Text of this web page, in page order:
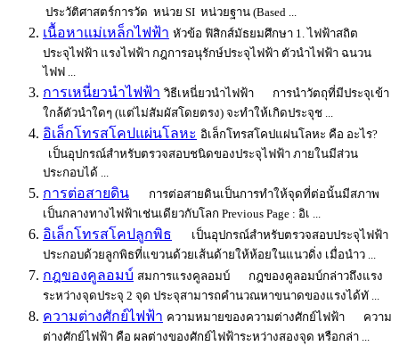
ประวัติศาสตร์การวัด หน่วย SI หน่วยฐาน (Based ...
เนื้อหาแม่เหล็กไฟฟ้า หัวข้อ ฟิสิกส์มัธยมศึกษา 1. ไฟฟ้าสถิต
ประจุไฟฟ้า แรงไฟฟ้า กฎการอนุรักษ์ประจุไฟฟ้า ตัวนำไฟฟ้า ฉนวน
ไฟฟ ...
การเหนี่ยวนำไฟฟ้า วิธีเหนี่ยวนำไฟฟ้า การนำวัตถุที่มีประจุเข้า
ใกล้ตัวนำใดๆ (แต่ไม่สัมผัสโดยตรง) จะทำให้เกิดประจุช ...
อิเล็กโทรสโคปแผ่นโลหะ อิเล็กโทรสโคปแผ่นโลหะ คือ อะไร?
เป็นอุปกรณ์สำหรับตรวจสอบชนิดของประจุไฟฟ้า ภายในมีส่วน
ประกอบได้ ...
การต่อสายดิน
การต่อสายดินเป็นการทำให้จุดที่ต่อนั้นมีสภาพ
เป็นกลางทางไฟฟ้าเช่นเดียวกับโลก Previous Page : อิเ ...
อิเล็กโทรสโคปลูกพิธ
เป็นอุปกรณ์สำหรับตรวจสอบประจุไฟฟ้า
ประกอบด้วยลูกพิธที่แขวนด้วยเส้นด้ายให้ห้อยในแนวดิ่ง เมื่อนำว ...
กฎของคูลอมบ์ สมการแรงคูลอมบ์ กฎของคูลอมบ์กล่าวถึงแรง
ระหว่างจุดประจุ 2 จุด ประจุสามารถคำนวณหาขนาดของแรงได้ทั ...
ความต่างศักย์ไฟฟ้า ความหมายของความต่างศักย์ไฟฟ้า ความ
ต่างศักย์ไฟฟ้า คือ ผลต่างของศักย์ไฟฟ้าระหว่างสองจุด หรือกล่า ...